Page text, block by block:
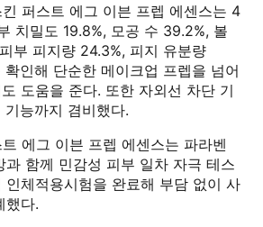
킨 퍼스트 에그 이븐 프렙 에센스는 4
치밀도 19.8%, 모공 수 39.2%, 볼
부 피지량 24.3%, 피지 유분량
인해 단순한 메이크업 프렙을 넘어
도움을 준다. 또한 자외선 차단 기
기능까지 겸비했다.
트 에그 이븐 프렙 에센스는 파라벤
과 함께 민감성 피부 일차 자극 테스
인체적용시험을 완료해 부담 없이 사
했다.